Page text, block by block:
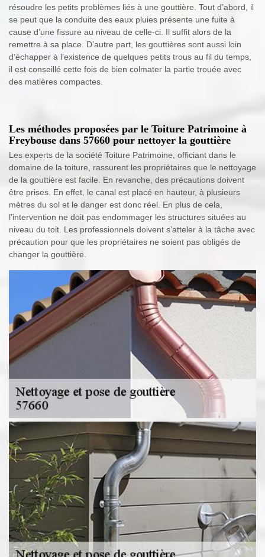
résoudre les petits problèmes liés à une gouttière. Tout d’abord, il
se peut que la conduite des eaux pluies présente une fuite à
cause d’une fissure au niveau de celle-ci. Il suffit alors de la
remettre à sa place. D’autre part, les gouttières sont aussi loin
d’échapper à l’existence de quelques petits trous au fil du temps,
il est conseillé cette fois de bien colmater la partie trouée avec
des matières compactes.
Les méthodes proposées par le Toiture Patrimoine à
Freybouse dans 57660 pour nettoyer la gouttière
Les experts de la société Toiture Patrimoine, officiant dans le
domaine de la toiture, rassurent les propriétaires que le nettoyage
de la gouttière est facile. En revanche, des précautions doivent
être prises. En effet, le canal est placé en hauteur, à plusieurs
mètres du sol et le danger est donc réel. En plus de cela,
l’intervention ne doit pas endommager les structures situées au
niveau du toit. Les professionnels doivent s’atteler à la tâche avec
précaution pour que les propriétaires ne soient pas obligés de
changer la gouttière.